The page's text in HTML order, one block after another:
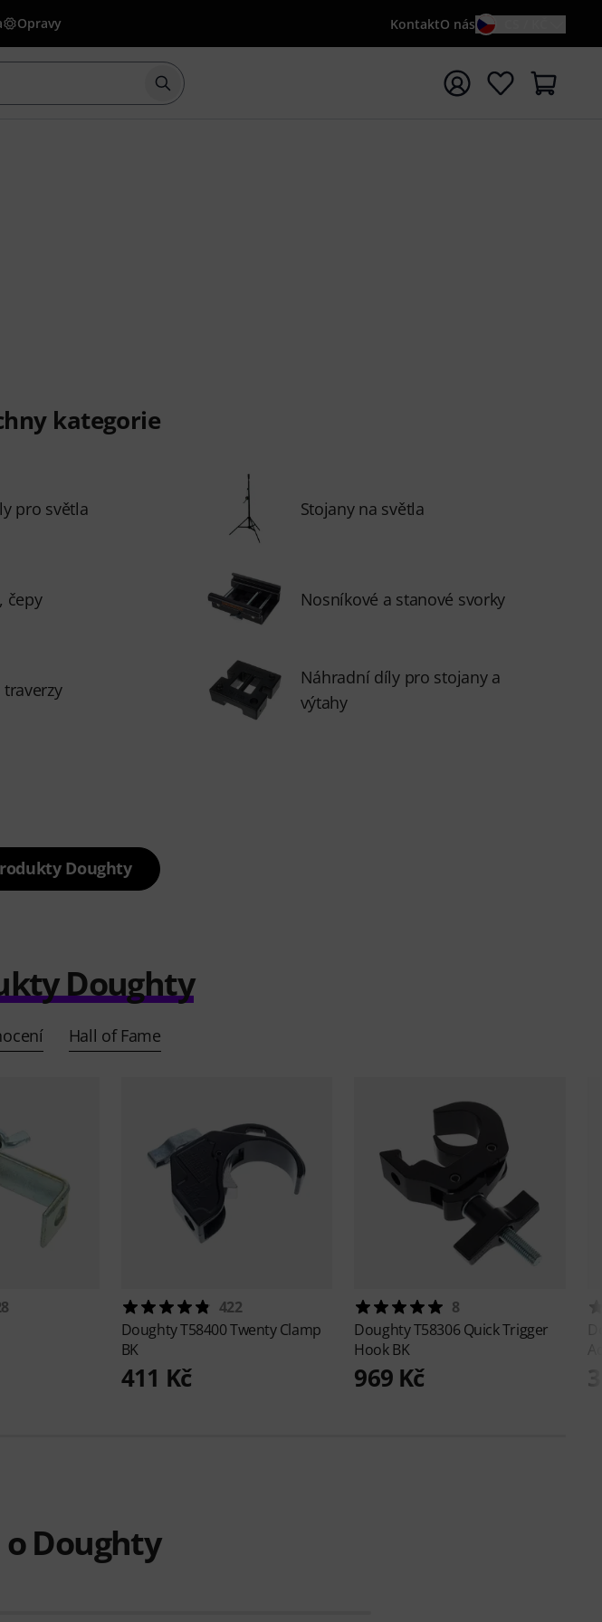
Opravy KontaktO nás
Začít vyhledávání s vyhledávaným výrazem {searchTerm}
kategorie
pro světla Stojany na světla
čepy Nosníkové a stanové svorky
Náhradní díly pro stojany a
výtahy
Doughty
Doughty
Hall of Fame
422
DoughtyT58400 Twenty Clamp
BK
411 Kč
8
DoughtyT58306 Quick Trigger
Hook BK
969 Kč
Doughty